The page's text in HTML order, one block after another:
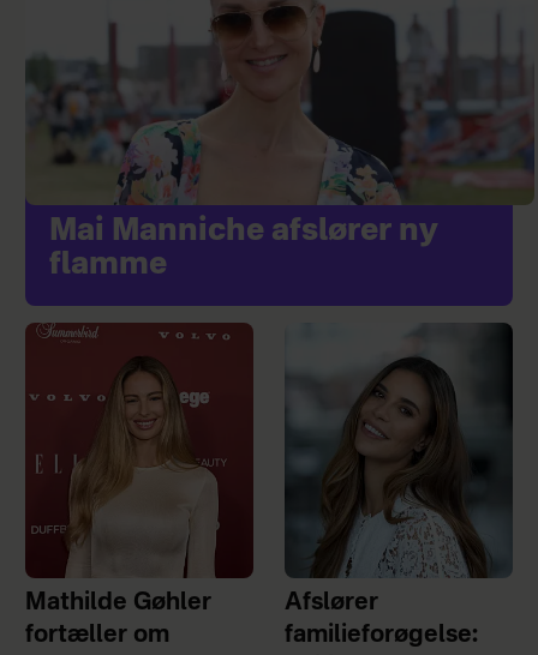
Mai Manniche afslører ny
flamme
Mathilde Gøhler
fortæller om
Afslører
familieforøgelse: